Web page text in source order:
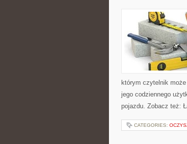
którym czytelnik
jego codziennego
pojazdu. Zobacz też:
CATEGORIES: